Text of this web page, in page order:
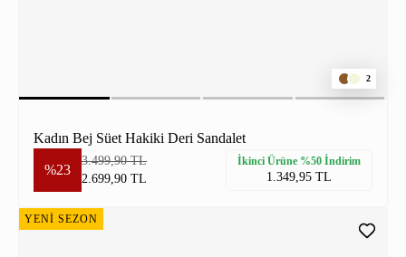
2
Kadın Bej Süet Hakiki Deri Sandalet
%23
3.499,90 TL
2.699,90 TL
İkinci Ürüne %50 İndirim
1.349,95 TL
YENİ SEZON